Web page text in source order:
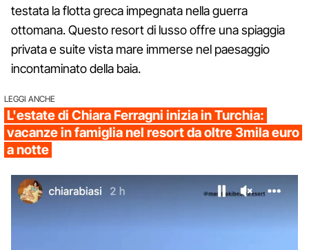
testata la flotta greca impegnata nella guerra
ottomana. Questo resort di lusso offre una spiaggia
privata e suite vista mare immerse nel paesaggio
incontaminato della baia.
LEGGI ANCHE
L'estate di Chiara Ferragni inizia in Turchia:
vacanze in famiglia nel resort da oltre 3mila euro
a notte